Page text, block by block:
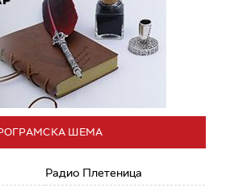
ШЕМА
Радио Плетеница